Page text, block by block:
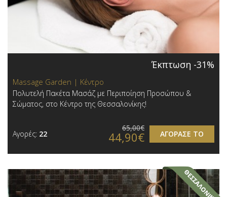
Έκπτωση -31%
Massage Garden | Κέντρο
Πολυτελή Πακέτα Μασάζ με Περιποίηση Προσώπου &
Σώματος, στο Κέντρο της Θεσσαλονίκης!
Αγορές: 22 ΑΓΟΡΑΣΕ ΤΟ
65,00€
44,90€